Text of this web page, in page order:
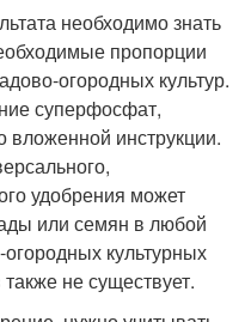
необходимо знать
пропорции
огородных культур.
суперфосфат,
вложенной инструкции.
удобрения может
или семян в любой
культурных
не существует.